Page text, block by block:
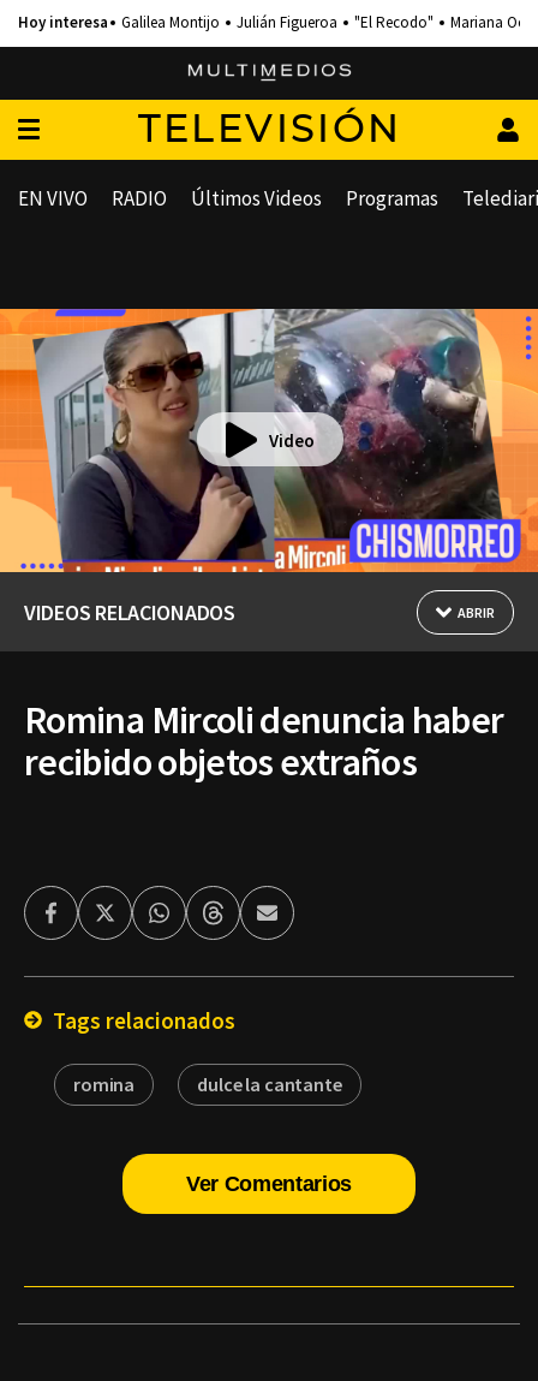
Galilea Montijo Julián Figueroa "El Recodo" Mariana
TELEVISIÓN
EN VIVO RADIO Últimos Videos Programas
Video
VIDEOS RELACIONADOS ABRIR
Romina Mircoli denuncia haber
recibido objetos extraños
FacebookTwitterWhatsappThreadsEnviar
por
Tags relacionados
romina dulce la cantante
Ver Comentarios